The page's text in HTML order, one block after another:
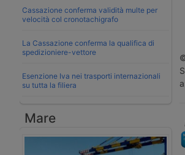
Cassazione conferma validità multe per
velocità col cronotachigrafo
La Cassazione conferma la qualifica di
spedizioniere-vettore
Esenzione Iva nei trasporti internazionali
su tutta la filiera
Mare